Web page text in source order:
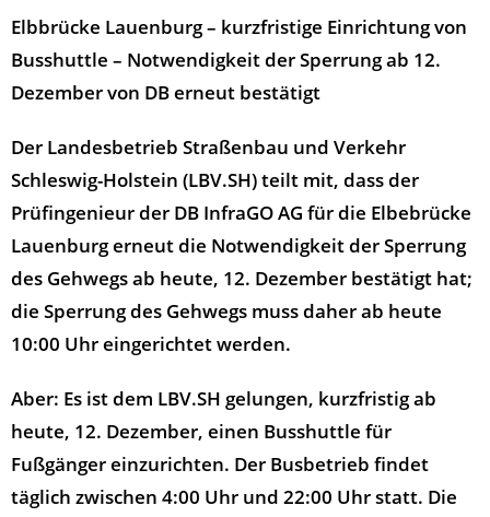
Elbbrücke Lauenburg – kurzfristige Einrichtung von
Busshuttle – Notwendigkeit der Sperrung ab 12.
Dezember von DB erneut bestätigt
Der Landesbetrieb Straßenbau und Verkehr
Schleswig-Holstein (LBV.SH) teilt mit, dass der
Prüfingenieur der DB InfraGO AG für die Elbebrücke
Lauenburg erneut die Notwendigkeit der Sperrung
des Gehwegs ab heute, 12. Dezember bestätigt hat;
die Sperrung des Gehwegs muss daher ab heute
10:00 Uhr eingerichtet werden.
Aber: Es ist dem LBV.SH gelungen, kurzfristig ab
heute, 12. Dezember, einen Busshuttle für
Fußgänger einzurichten. Der Busbetrieb findet
täglich zwischen 4:00 Uhr und 22:00 Uhr statt. Die